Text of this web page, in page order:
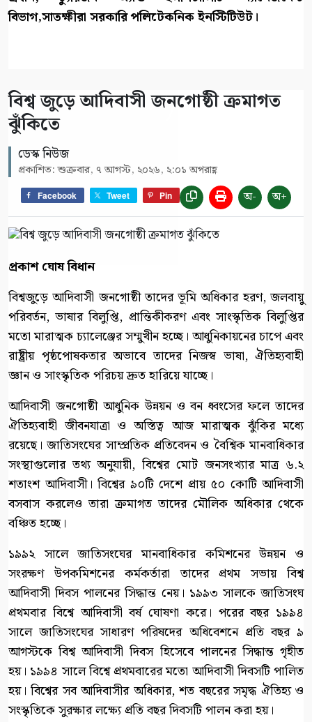
বিভাগ,সাতক্ষীরা সরকারি পলিটেকনিক ইনস্টিটিউট।
বিশ্ব জুড়ে আদিবাসী জনগোষ্ঠী ক্রমাগত
ঝুঁকিতে
ডেস্ক নিউজ
প্রকাশিত: শুক্রবার, ৭ আগস্ট, ২০২৬, ২:০১ অপরাহ্ণ
Facebook Tweet Pin অ- অ+
প্রকাশ ঘোষ বিধান
বিশ্বজুড়ে আদিবাসী জনগোষ্ঠী তাদের ভূমি অধিকার হরণ, জলবায়ু
পরিবর্তন, ভাষার বিলুপ্তি, প্রান্তিকীকরণ এবং সাংস্কৃতিক বিলুপ্তির
মতো মারাত্মক চ্যালেঞ্জের সম্মুখীন হচ্ছে। আধুনিকায়নের চাপে এবং
রাষ্ট্রীয় পৃষ্ঠপোষকতার অভাবে তাদের নিজস্ব ভাষা, ঐতিহ্যবাহী
জ্ঞান ও সাংস্কৃতিক পরিচয় দ্রুত হারিয়ে যাচ্ছে।
আদিবাসী জনগোষ্ঠী আধুনিক উন্নয়ন ও বন ধ্বংসের ফলে তাদের
ঐতিহ্যবাহী জীবনযাত্রা ও অস্তিত্ব আজ মারাত্মক ঝুঁকির মধ্যে
রয়েছে। জাতিসংঘের সাম্প্রতিক প্রতিবেদন ও বৈশ্বিক মানবাধিকার
সংস্থাগুলোর তথ্য অনুযায়ী, বিশ্বের মোট জনসংখ্যার মাত্র ৬.২
শতাংশ আদিবাসী। বিশ্বের ৯০টি দেশে প্রায় ৫০ কোটি আদিবাসী
বসবাস করলেও তারা ক্রমাগত তাদের মৌলিক অধিকার থেকে
বঞ্চিত হচ্ছে।
১৯৯২ সালে জাতিসংঘের মানবাধিকার কমিশনের উন্নয়ন ও
সংরক্ষণ উপকমিশনের কর্মকর্তারা তাদের প্রথম সভায় বিশ্ব
আদিবাসী দিবস পালনের সিদ্ধান্ত নেয়। ১৯৯৩ সালকে জাতিসংঘ
প্রথমবার বিশ্বে আদিবাসী বর্ষ ঘোষণা করে। পরের বছর ১৯৯৪
সালে জাতিসংঘের সাধারণ পরিষদের অধিবেশনে প্রতি বছর ৯
আগস্টকে বিশ্ব আদিবাসী দিবস হিসেবে পালনের সিদ্ধান্ত গৃহীত
হয়। ১৯৯৪ সালে বিশ্বে প্রথমবারের মতো আদিবাসী দিবসটি পালিত
হয়। বিশ্বের সব আদিবাসীর অধিকার, শত বছরের সমৃদ্ধ ঐতিহ্য ও
সংস্কৃতিকে সুরক্ষার লক্ষ্যে প্রতি বছর দিবসটি পালন করা হয়।